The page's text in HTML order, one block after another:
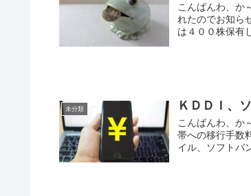
こんばんわ、か
れたのでお知ら
は４００株保有
未分類 ＫＤＤＩ、
こんばんわ、か
帯への移行手数
イル、ソフトバ